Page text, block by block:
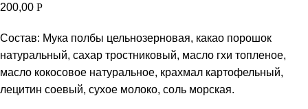
200,00 Р
Состав: Мука полбы цельнозерновая, какао порошок
натуральный, сахар тростниковый, масло гхи топленое,
масло кокосовое натуральное, крахмал картофельный,
лецитин соевый, сухое молоко, соль морская.